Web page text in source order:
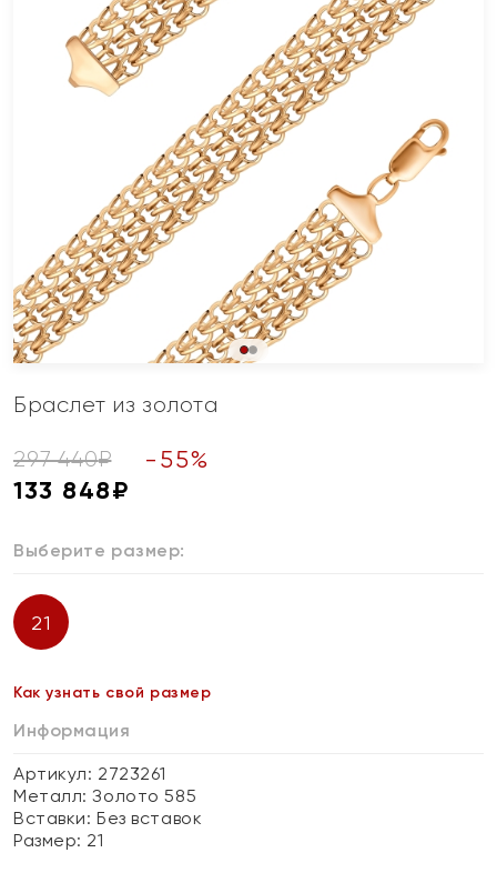
Браслет из золота
297 440₽ - 55%
133 848₽
Выберите размер:
21
Как узнать свой размер
Информация
Артикул: 2723261
Металл:Золото 585
Вставки:Без вставок
Размер: 21